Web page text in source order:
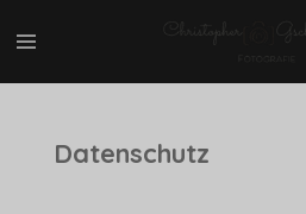
Hauptinhalt
Datenschutz